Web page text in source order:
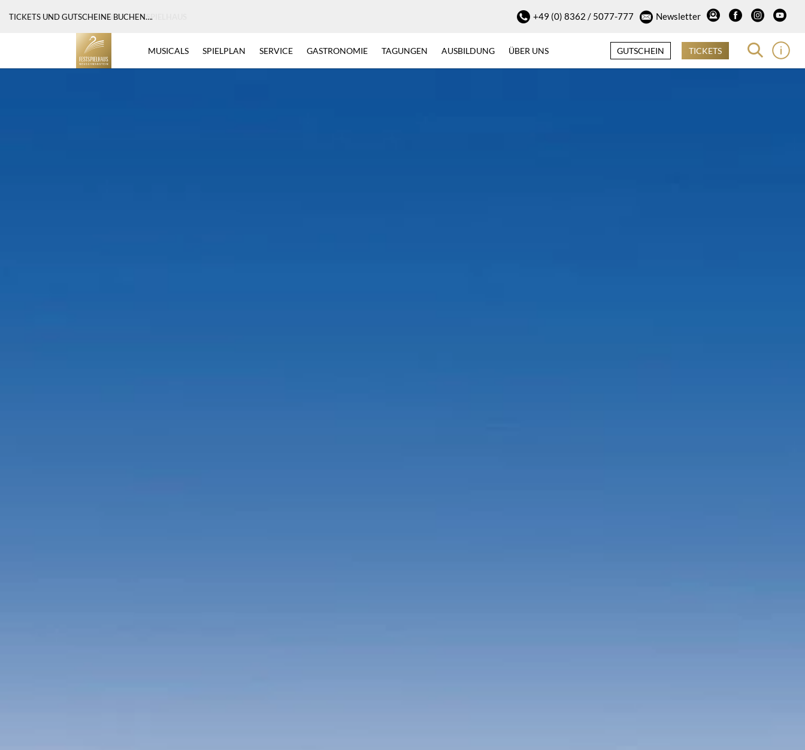
MAGISCHE EINBLICKE IN UNSER FESTSPIELHAUS +49 (0) 8362 / 5077-777 Newsletter
MUSICALS SPIELPLAN SERVICE GASTRONOMIE TAGUNGEN AUSBILDUNG ÜBER UNS GUTSCHEIN TICKETS